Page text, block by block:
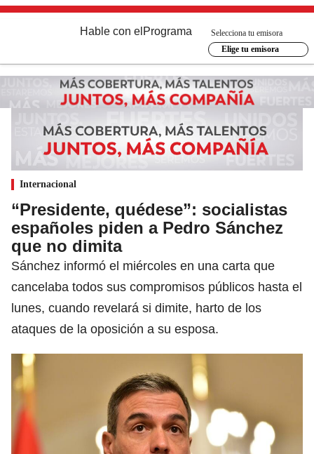
Hable con el Programa
Selecciona tu emisora
Elige tu emisora
Internacional
“Presidente, quédese”: socialistas
españoles piden a Pedro Sánchez
que no dimita
Sánchez informó el miércoles en una carta que
cancelaba todos sus compromisos públicos hasta el
lunes, cuando revelará si dimite, harto de los
ataques de la oposición a su esposa.